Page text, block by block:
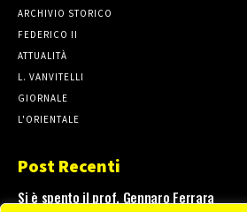
ARCHIVIO STORICO
FEDERICO II
ATTUALITÀ
L. VANVITELLI
GIORNALE
L'ORIENTALE
Post Recenti
Si è spento il prof. Gennaro Ferrara